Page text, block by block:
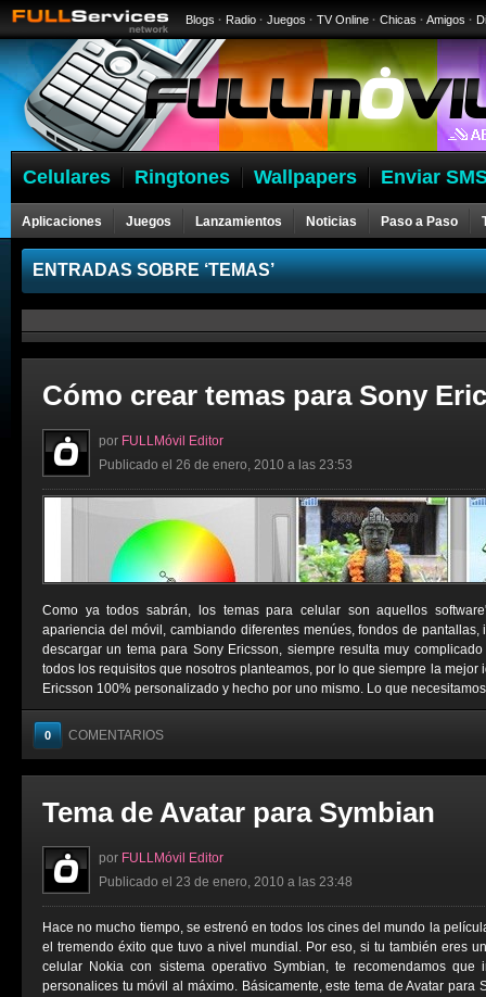
Blogs · Radio · Juegos · TV Online · Chicas · Amigos ·
Celulares Ringtones Wallpapers Enviar
Aplicaciones Juegos Lanzamientos Noticias Paso a Paso
ENTRADAS SOBRE ‘TEMAS’
Cómo crear temas para Sony
por FULLMóvil Editor
Publicado el 26 de enero, 2010 a las 23:53
Como ya todos sabrán, los temas para celular son aquellos
apariencia del móvil, cambiando diferentes menúes, fondos de pantallas,
descargar un tema para Sony Ericsson, siempre resulta muy
todos los requisitos que nosotros planteamos, por lo que siempre la mejor
Ericsson 100% personalizado y hecho por uno mismo. Lo que
0 COMENTARIOS
Tema de Avatar para Symbian
por FULLMóvil Editor
Publicado el 23 de enero, 2010 a las 23:48
Hace no mucho tiempo, se estrenó en todos los cines del mundo la
el tremendo éxito que tuvo a nivel mundial. Por eso, si tu también eres
celular Nokia con sistema operativo Symbian, te recomendamos que
personalices tu móvil al máximo. Básicamente, este tema de Avatar para